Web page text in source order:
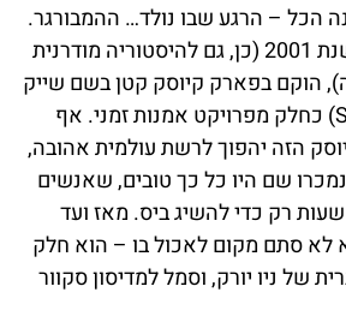
הכל – הרגע שבו נולד… ההמבורגר.
כן, כן, בדיוק כאן, בשנת 2001 (כן, גם להיסטוריה מודרנית
הוקם בפארק קיוסק קטן בשם שייק
שאק (Shake Shack) כחלק מפרויקט אמנות זמני. אף
הזה יהפוך לרשת עולמית אהובה,
שם היו כל כך טובים, שאנשים
רק כדי להשיג ביס. מאז ועד
לא סתם מקום לאכול בו – הוא חלק
של ניו יורק, וסמל למדיסון סקוור